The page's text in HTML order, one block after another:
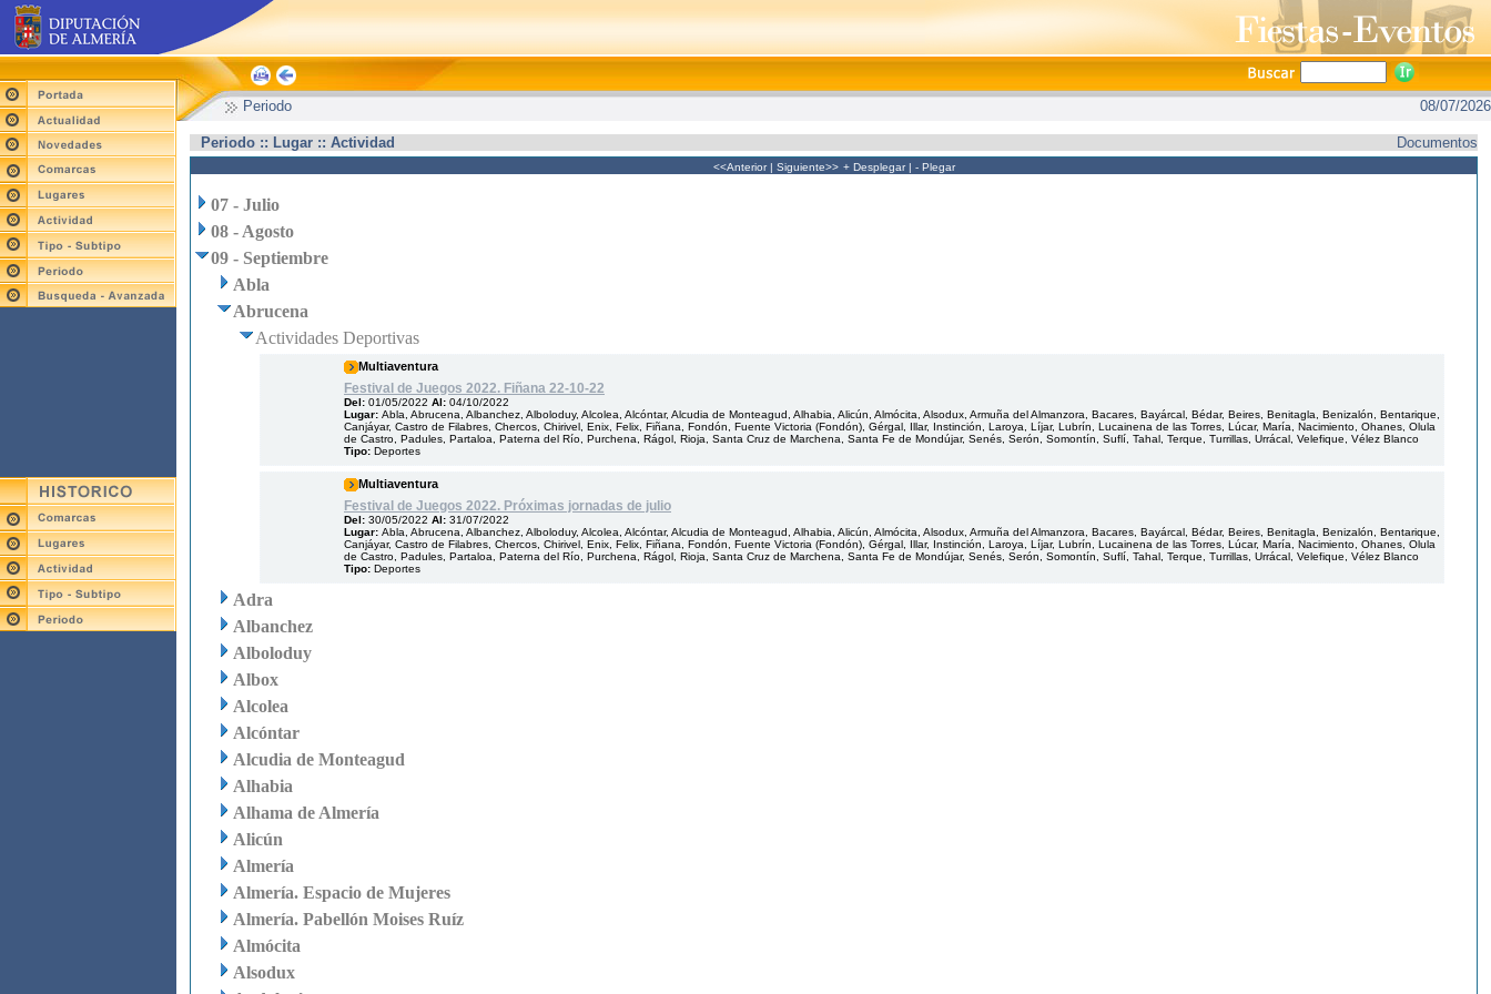
Periodo 08/07/2026
Periodo :: Lugar :: Actividad Documentos
<<Anterior| Siguiente>> + Desplegar| - Plegar
07 - Julio
08 - Agosto
09 - Septiembre
Abla
Abrucena
Actividades Deportivas
Multiaventura
Festival de Juegos 2022. Fiñana 22-10-22
Del: 01/05/2022 Al: 04/10/2022
Lugar: Abla, Abrucena, Albanchez, Alboloduy, Alcolea, Alcóntar, Alcudia de Monteagud, Alhabia, Alicún, Almócita, Alsodux, Armuña del Almanzora, Bacares, Bayárcal, Bédar, Beires, Benitagla, Benizalón, Bentarique,
Canjáyar, Castro de Filabres, Chercos, Chirivel, Enix, Felix, Fiñana, Fondón, Fuente Victoria (Fondón), Gérgal, Illar, Instinción, Laroya, Líjar, Lubrín, Lucainena de las Torres, Lúcar, María, Nacimiento, Ohanes, Olula
de Castro, Padules, Partaloa, Paterna del Río, Purchena, Rágol, Rioja, Santa Cruz de Marchena, Santa Fe de Mondújar, Senés, Serón, Somontín, Suflí, Tahal, Terque, Turrillas, Urrácal, Velefique, Vélez Blanco
Tipo: Deportes
Multiaventura
Festival de Juegos 2022. Próximas jornadas de julio
Del: 30/05/2022 Al: 31/07/2022
Lugar: Abla, Abrucena, Albanchez, Alboloduy, Alcolea, Alcóntar, Alcudia de Monteagud, Alhabia, Alicún, Almócita, Alsodux, Armuña del Almanzora, Bacares, Bayárcal, Bédar, Beires, Benitagla, Benizalón, Bentarique,
Canjáyar, Castro de Filabres, Chercos, Chirivel, Enix, Felix, Fiñana, Fondón, Fuente Victoria (Fondón), Gérgal, Illar, Instinción, Laroya, Líjar, Lubrín, Lucainena de las Torres, Lúcar, María, Nacimiento, Ohanes, Olula
de Castro, Padules, Partaloa, Paterna del Río, Purchena, Rágol, Rioja, Santa Cruz de Marchena, Santa Fe de Mondújar, Senés, Serón, Somontín, Suflí, Tahal, Terque, Turrillas, Urrácal, Velefique, Vélez Blanco
Tipo: Deportes
Adra
Albanchez
Alboloduy
Albox
Alcolea
Alcóntar
Alcudia de Monteagud
Alhabia
Alhama de Almería
Alicún
Almería
Almería. Espacio de Mujeres
Almería. Pabellón Moises Ruíz
Almócita
Alsodux